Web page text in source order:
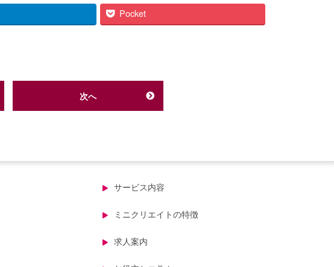
Pocket
次へ
サービス内容
ミニクリエイトの特徴
求人案内